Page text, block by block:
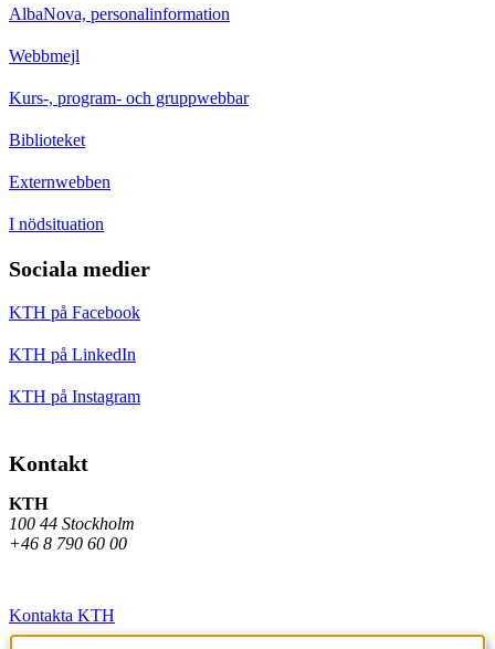
AlbaNova, personalinformation
Webbmejl
Kurs-, program- och gruppwebbar
Biblioteket
Externwebben
I nödsituation
Sociala medier
KTH på Facebook
KTH på LinkedIn
KTH på Instagram
Kontakt
KTH
100 44 Stockholm
+46 8 790 60 00
Kontakta KTH